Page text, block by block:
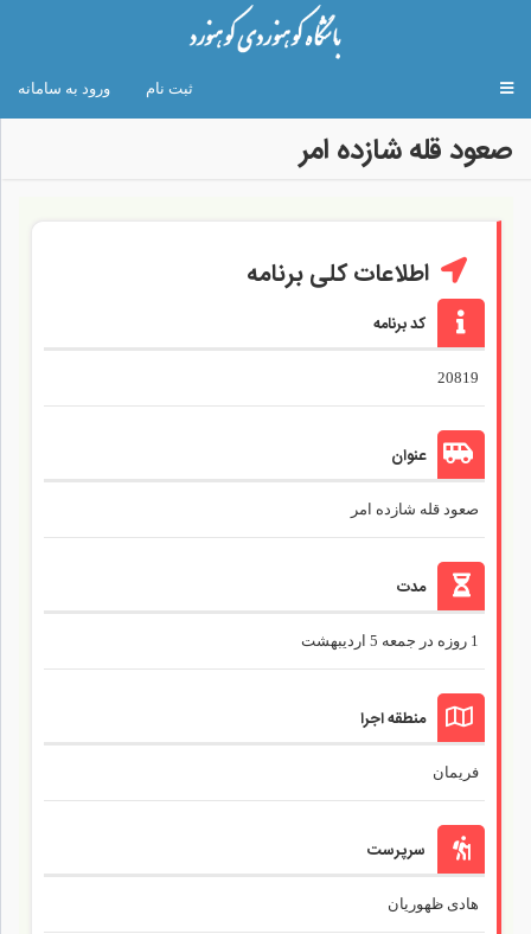
Toggle
ورود به سامانه ثبت نام
صعود قله شازده امر
اطلاعات کلی برنامه
کد برنامه
20819
عنوان
صعود قله شازده امر
مدت
1 روزه در جمعه 5 اردیبهشت
منطقه اجرا
فریمان
سرپرست
هادی ظهوریان